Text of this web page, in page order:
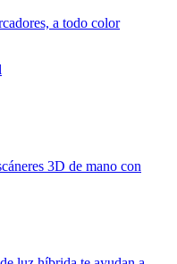
a todo color
3D de mano con